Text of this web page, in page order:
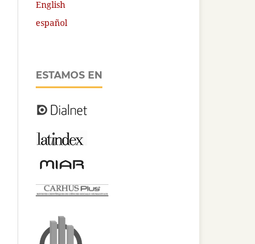
English
español
ESTAMOS EN